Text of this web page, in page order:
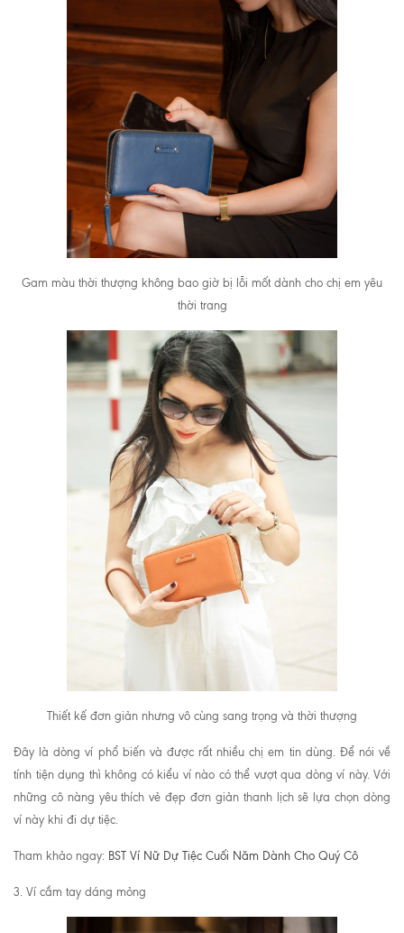
Gam màu thời thượng không bao giờ bị lỗi mốt dành cho chị em yêu
thời trang
Thiết kế đơn giản nhưng vô cùng sang trọng và thời thượng
Đây là dòng ví phổ biến và được rất nhiều chị em tin dùng. Để nói về
tính tiện dụng thì không có kiểu ví nào có thể vượt qua dòng ví này. Với
những cô nàng yêu thích vẻ đẹp đơn giản thanh lịch sẽ lựa chọn dòng
ví này khi đi dự tiệc.
Tham khảo ngay: BST Ví Nữ Dự Tiệc Cuối Năm Dành Cho Quý Cô
3. Ví cầm tay dáng mỏng